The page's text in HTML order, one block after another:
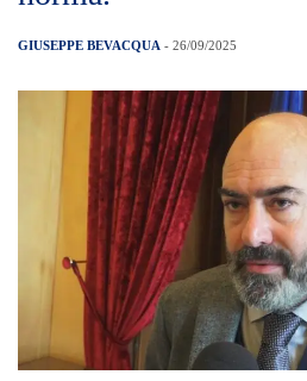
GIUSEPPE BEVACQUA - 26/09/2025